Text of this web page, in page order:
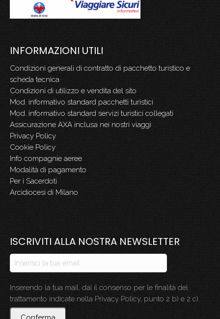
INFORMAZIONI UTILI
Condizioni generali di contratto di pacchetto turistico e
scheda tecnica
Condizioni di utilizzo e vendita del sito
Mod. informativo standard pacchetti turistici
Mod. informativo standard servizi turistici collegati
Assicurazione AXA inclusa nei nostri viaggi
Privacy Policy
Cookie Policy
Info compagnie aeree
Modalità di pagamento
Per i Sacerdoti
Arcidiocesi di Milano
ISCRIVITI ALLA NOSTRA NEWSLETTER
Inserendo la tua mail, dai il consenso per le finalità del
trattamento indicate nella Privacy Policy, punto 2 b) e 2 c).